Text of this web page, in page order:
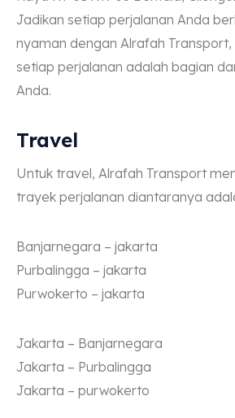
Jadikan setiap perjalanan Anda
nyaman dengan Alrafah
setiap perjalanan adalah bagian
Anda.
Travel
Untuk travel, Alrafah Transport
trayek perjalanan diantaranya
Banjarnegara – jakarta
Purbalingga – jakarta
Purwokerto – jakarta
Jakarta – Banjarnegara
Jakarta – Purbalingga
Jakarta – purwokerto